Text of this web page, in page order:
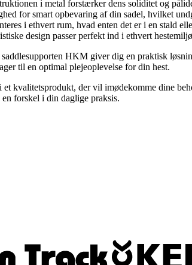
i metal forstærker dens soliditet og
for smart opbevaring af din sadel, hvilket
i ethvert rum, hvad enten det er i en stald
design passer perfekt ind i ethvert
HKM giver dig en praktisk
til en optimal plejeoplevelse for din hest.
et kvalitetsprodukt, der vil imødekomme dine
forskel i din daglige praksis.